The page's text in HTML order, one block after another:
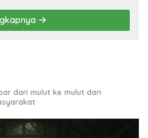
dari mulut ke mulut dan